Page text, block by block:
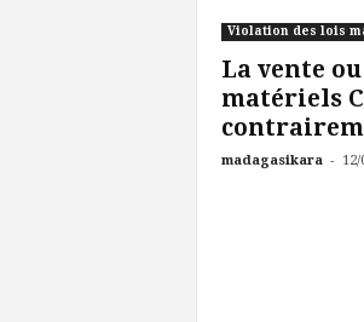
Violation des lois
La vente
matériels
madagasikara - 12/